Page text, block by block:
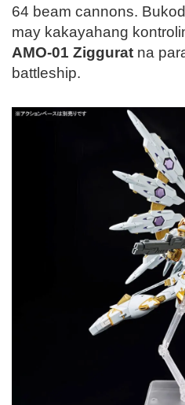
64 beam cannons.
may kakayahang
AMO-01 Ziggurat na
battleship.